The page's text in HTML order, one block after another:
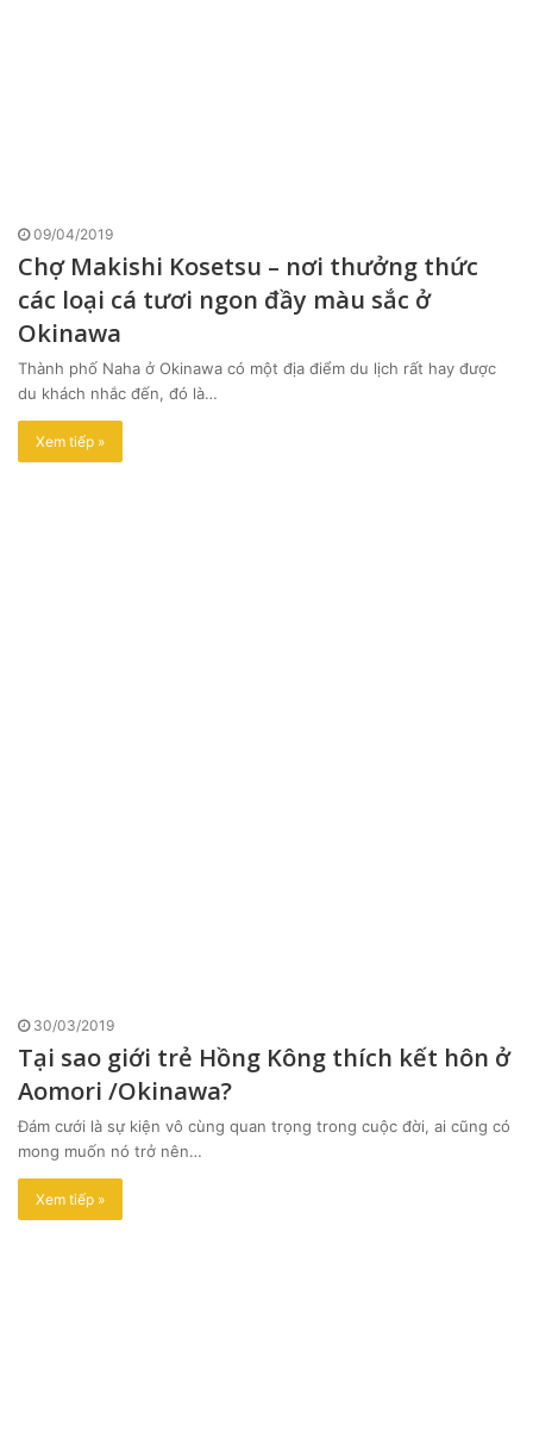
09/04/2019
Chợ Makishi Kosetsu – nơi thưởng thức
các loại cá tươi ngon đầy màu sắc ở
Okinawa
Thành phố Naha ở Okinawa có một địa điểm du lịch rất hay được
du khách nhắc đến, đó là…
Xem tiếp »
30/03/2019
Tại sao giới trẻ Hồng Kông thích kết hôn ở
Aomori /Okinawa?
Đám cưới là sự kiện vô cùng quan trọng trong cuộc đời, ai cũng có
mong muốn nó trở nên…
Xem tiếp »